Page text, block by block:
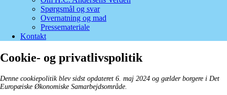
Spørgsmål og svar
Overnatning og mad
Pressemateriale
Kontakt
Cookie- og privatlivspolitik
Denne cookiepolitik blev sidst opdateret 6. maj 2024 og gælder borgere i Det
Europæiske Økonomiske Samarbejdsområde.